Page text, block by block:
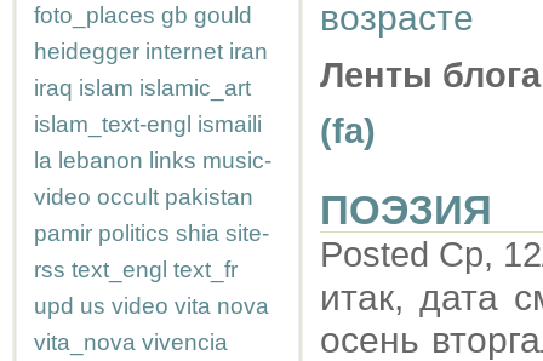
foto_places gb gould
heidegger internet iran
iraq islam islamic_art
islam_text-engl ismaili
la lebanon links music-
video occult pakistan
pamir politics shia site-
rss text_engl text_fr
upd us video vita nova
vita_nova vivencia
возрасте
Ленты
(fa)
ПОЭЗИЯ
Posted Ср,
итак, дата
осень